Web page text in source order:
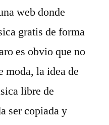
web donde
gratis de forma
es obvio que no
moda, la idea de
libre de
ser copiada y